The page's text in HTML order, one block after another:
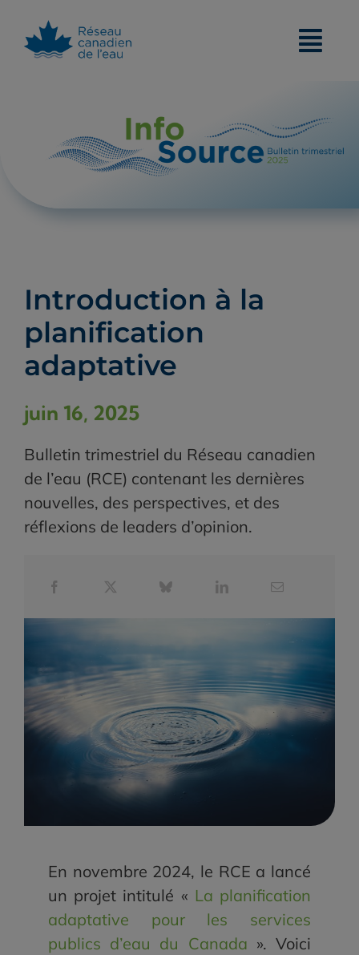
content
Introduction à la
planification
adaptative
juin 16, 2025
Bulletin trimestriel du Réseau canadien
de l’eau (RCE) contenant les dernières
nouvelles, des perspectives, et des
réflexions de leaders d’opinion.
En novembre 2024, le RCE a lancé
un projet intitulé « La planification
adaptative pour les services
publics d’eau du Canada ». Voici